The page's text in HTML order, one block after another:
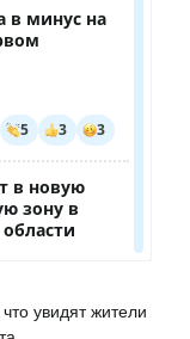
увидят жители